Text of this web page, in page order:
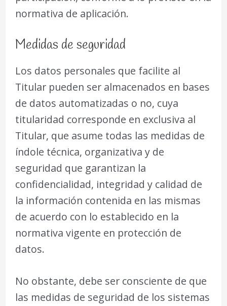
normativa de aplicación.
Medidas de seguridad
Los datos personales que facilite al
Titular pueden ser almacenados en bases
de datos automatizadas o no, cuya
titularidad corresponde en exclusiva al
Titular, que asume todas las medidas de
índole técnica, organizativa y de
seguridad que garantizan la
confidencialidad, integridad y calidad de
la información contenida en las mismas
de acuerdo con lo establecido en la
normativa vigente en protección de
datos.
No obstante, debe ser consciente de que
las medidas de seguridad de los sistemas